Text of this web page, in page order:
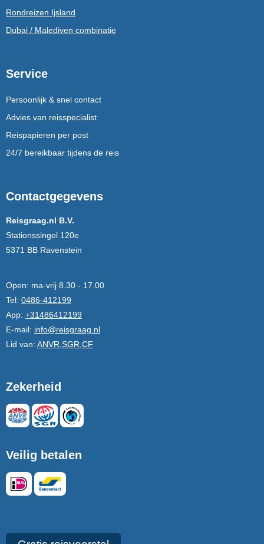
Rondreizen Ijsland
Dubai / Malediven combinatie
Service
Persoonlijk & snel contact
Advies van reisspecialist
Reispapieren per post
24/7 bereikbaar tijdens de reis
Contactgegevens
Reisgraag.nl B.V.
Stationssingel 120e
5371 BB Ravenstein
Open: ma-vrij 8.30 - 17.00
Tel: 0486-412199
App: +31486412199
E-mail: info@reisgraag.nl
Lid van: ANVR,SGR,CF
Zekerheid
Veilig betalen